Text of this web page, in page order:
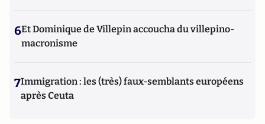
6Et Dominique de Villepin accoucha du villepino-
macronisme
7Immigration : les (très) faux-semblants européens
après Ceuta